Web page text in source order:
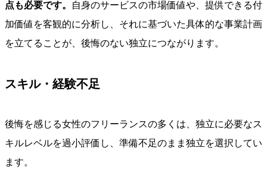
点も必要です。
自身のサービスの市場価値や、提供できる付
加価値を客観的に分析し、それに基づいた具体的な事業計画
を立てることが、後悔のない独立につながります。
スキル・経験不足
後悔を感じる女性のフリーランスの多くは、独立に必要なス
キルレベルを過小評価し、準備不足のまま独立を選択してい
ます。